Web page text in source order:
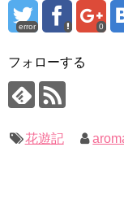
(ENG
Jin-Crash Landing
ョンら同僚芸能人
キングを一部公開
キム・テヒ
「まず熱く
【裏芸能】
いでしょ？” Big
幻の王女チ
error 0
フォローする
花遊記